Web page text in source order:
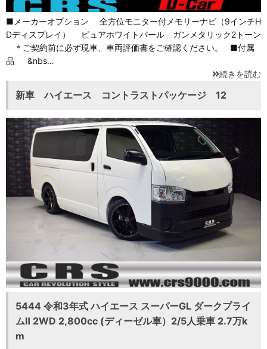
■メーカーオプション 全方位モニター付メモリーナビ（9インチH
Dディスプレイ） ピュアホワイトパール ガンメタリック2トーン
＊ご契約前に必ず現車、車両評価書をご確認ください。 ■付属
品 &nbs…
続きを読む
新車 ハイエース コントラストパッケージ 12
5444 令和3年式 ハイエース スーパーGL ダークプライ
ムⅡ 2WD 2,800cc (ディーゼル車）2/5人乗車 2.7万k
m